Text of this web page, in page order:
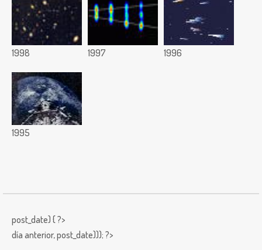
1998 1997 1996
1995
post_date) { ?>
día anterior,post_date))); ?>